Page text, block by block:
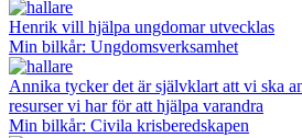
Henrik vill hjälpa ungdomar utvecklas
Min bilkår: Ungdomsverksamhet
Annika tycker det är självklart att vi ska
resurser vi har för att hjälpa varandra
Min bilkår: Civila krisberedskapen